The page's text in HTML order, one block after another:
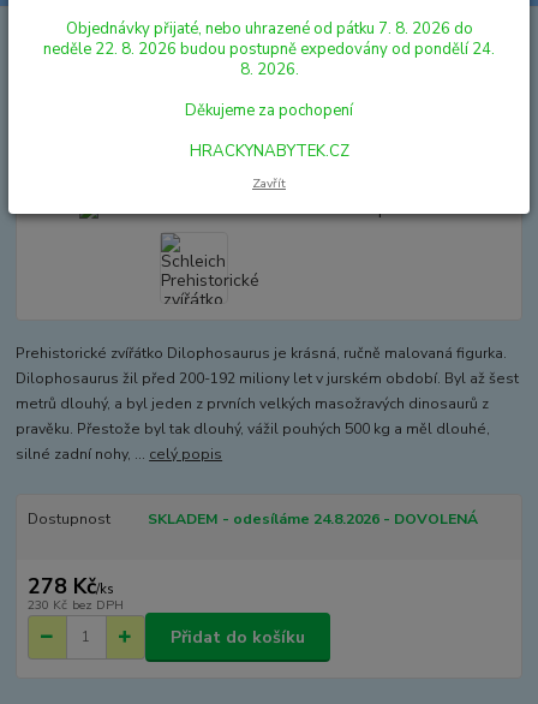
FIGURKY A ZVÍŘÁTKA SCHLEICH
Schleich Prehistorické
zvířátko - Dilophosaurus
Schleich Prehistorické zvířátko -
Dilophosaurus
Prehistorické zvířátko Dilophosaurus je krásná, ručně malovaná figurka.
Dilophosaurus žil před 200-192 miliony let v jurském období. Byl až šest
metrů dlouhý, a byl jeden z prvních velkých masožravých dinosaurů z
pravěku. Přestože byl tak dlouhý, vážil pouhých 500 kg a měl dlouhé,
silné zadní nohy, ... celý popis
Dostupnost SKLADEM - odesíláme 24.8.2026 - DOVOLENÁ
278 Kč/ks
230 Kč bez DPH
Přidat do košíku
Objednávky přijaté, nebo uhrazené od pátku 7. 8. 2026 do
neděle 22. 8. 2026 budou postupně expedovány od pondělí 24.
8. 2026.
Děkujeme za pochopení
HRACKYNABYTEK.CZ
Zavřít